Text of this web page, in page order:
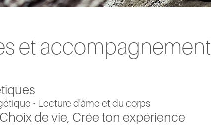
et accompagnement
• Lecture d'âme et du corps
de vie, Crée ton expérience